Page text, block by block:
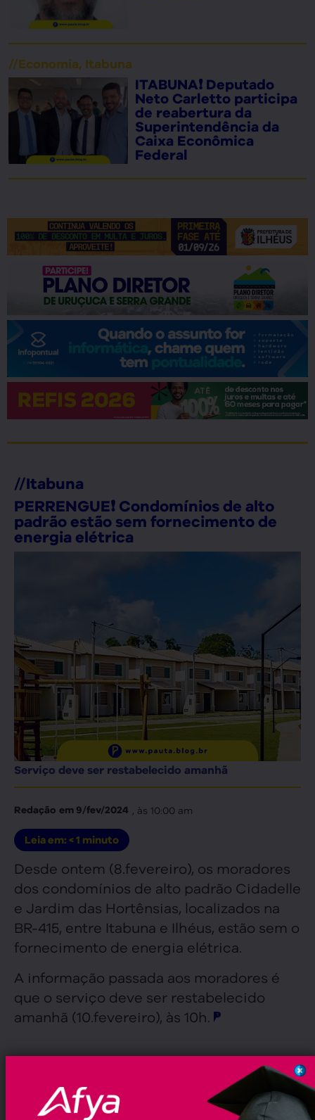
//Economia, Itabuna
ITABUNA❗ Deputado
Neto Carletto participa
de reabertura da
Superintendência da
Caixa Econômica
Federal
//Itabuna
PERRENGUE❗ Condomínios de alto
padrão estão sem fornecimento de
energia elétrica
Serviço deve ser restabelecido amanhã
Redação em 9/fev/2024 , às 10:00 am
Leia em: < 1 minuto
Desde ontem (8.fevereiro), os moradores
dos condomínios de alto padrão Cidadelle
e Jardim das Hortênsias, localizados na
BR-415, entre Itabuna e Ilhéus, estão sem o
fornecimento de energia elétrica.
A informação passada aos moradores é
que o serviço deve ser restabelecido
amanhã (10.fevereiro), às 10h.
Bahia,Cidadelle Itabuna
Jardim
das Hortênsias ,Municípios